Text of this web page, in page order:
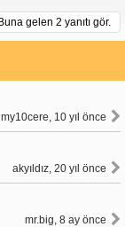
gelen 2 yanıtı gör.
my10cere, 10 yıl önce
akyıldız, 20 yıl önce
mr.big, 8 ay önce